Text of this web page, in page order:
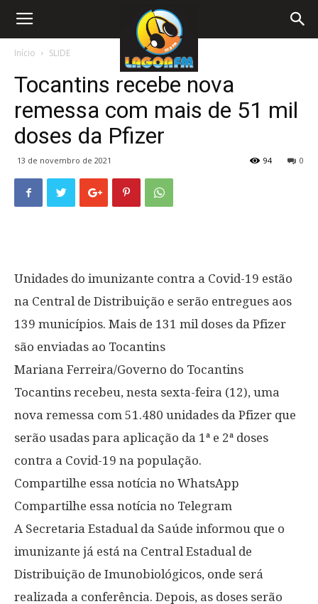
Início SLIDE
Tocantins recebe nova
remessa com mais de 51 mil
doses da Pfizer
13 de novembro de 2021 0
94
Unidades do imunizante contra a Covid-19 estão
na Central de Distribuição e serão entregues aos
139 municípios. Mais de 131 mil doses da Pfizer
são enviadas ao Tocantins
Mariana Ferreira/Governo do Tocantins
Tocantins recebeu, nesta sexta-feira (12), uma
nova remessa com 51.480 unidades da Pfizer que
serão usadas para aplicação da 1ª e 2ª doses
contra a Covid-19 na população.
Compartilhe essa notícia no WhatsApp
Compartilhe essa notícia no Telegram
A Secretaria Estadual da Saúde informou que o
imunizante já está na Central Estadual de
Distribuição de Imunobiológicos, onde será
realizada a conferência. Depois, as doses serão